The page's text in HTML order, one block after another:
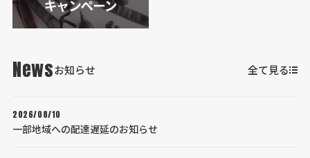
Newsお知らせ 全て見る
2026/08/10
一部地域への配達遅延のお知らせ